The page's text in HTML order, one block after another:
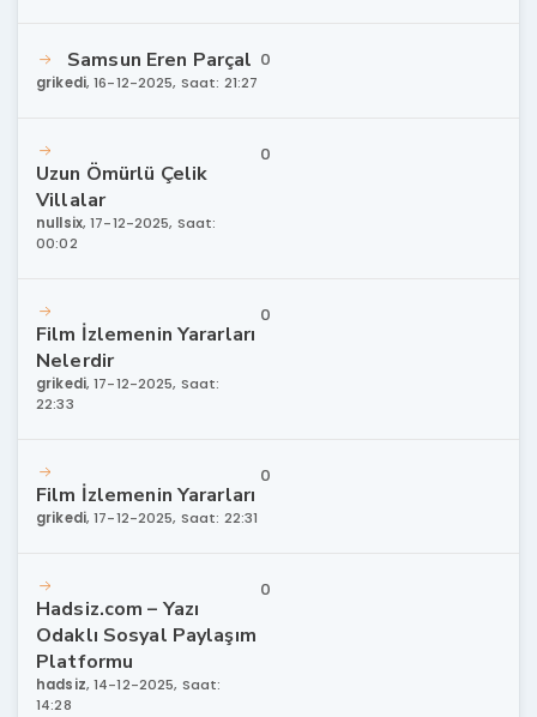
Samsun Eren Parçal
grikedi,16-12-2025, Saat: 21:27
0
Uzun Ömürlü Çelik
Villalar
nullsix,17-12-2025, Saat:
00:02
0
Film İzlemenin Yararları
Nelerdir
grikedi,17-12-2025, Saat:
22:33
0
Film İzlemenin Yararları
grikedi,17-12-2025, Saat: 22:31
0
Hadsiz.com – Yazı
Odaklı Sosyal Paylaşım
Platformu
hadsiz,14-12-2025, Saat:
14:28
0